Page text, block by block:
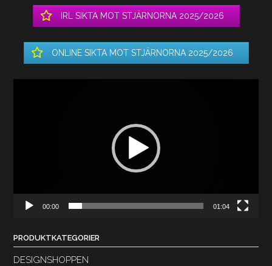
IRL SIKTA MOT STJÄRNORNA 2025/2026
ONLINE SIKTA MOT STJÄRNORNA 2025/2026
00:00 01:04
PRODUKTKATEGORIER
DESIGNSHOPPEN